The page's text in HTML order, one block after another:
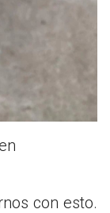
con esto.